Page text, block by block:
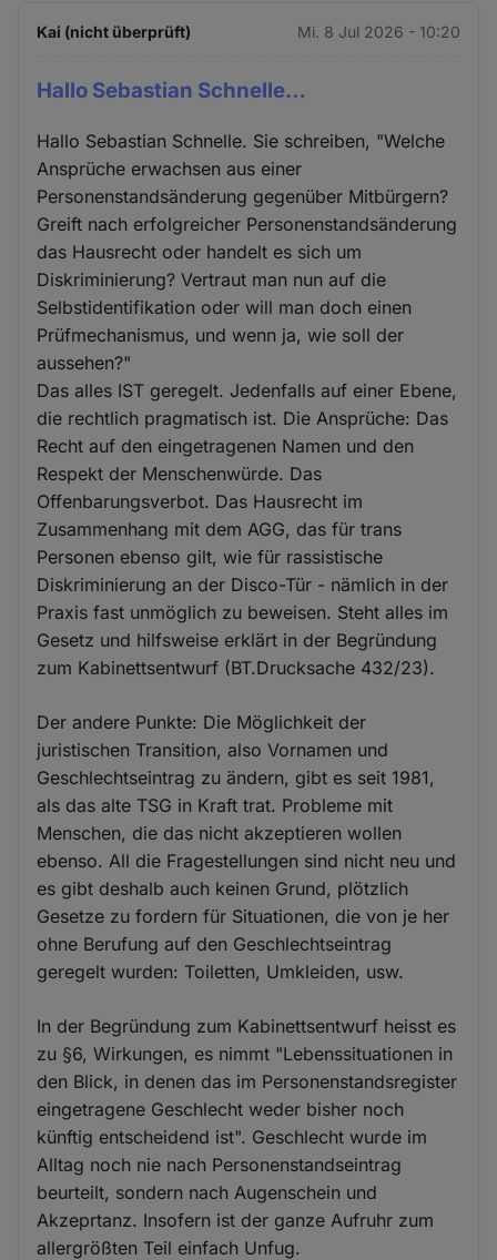
Kai (nicht überprüft) Mi. 8 Jul 2026 - 10:20
Hallo Sebastian Schnelle…
Hallo Sebastian Schnelle. Sie schreiben, "Welche
Ansprüche erwachsen aus einer
Personenstandsänderung gegenüber Mitbürgern?
Greift nach erfolgreicher Personenstandsänderung
das Hausrecht oder handelt es sich um
Diskriminierung? Vertraut man nun auf die
Selbstidentifikation oder will man doch einen
Prüfmechanismus, und wenn ja, wie soll der
aussehen?"
Das alles IST geregelt. Jedenfalls auf einer Ebene,
die rechtlich pragmatisch ist. Die Ansprüche: Das
Recht auf den eingetragenen Namen und den
Respekt der Menschenwürde. Das
Offenbarungsverbot. Das Hausrecht im
Zusammenhang mit dem AGG, das für trans
Personen ebenso gilt, wie für rassistische
Diskriminierung an der Disco-Tür - nämlich in der
Praxis fast unmöglich zu beweisen. Steht alles im
Gesetz und hilfsweise erklärt in der Begründung
zum Kabinettsentwurf (BT.Drucksache 432/23).
Der andere Punkte: Die Möglichkeit der
juristischen Transition, also Vornamen und
Geschlechtseintrag zu ändern, gibt es seit 1981,
als das alte TSG in Kraft trat. Probleme mit
Menschen, die das nicht akzeptieren wollen
ebenso. All die Fragestellungen sind nicht neu und
es gibt deshalb auch keinen Grund, plötzlich
Gesetze zu fordern für Situationen, die von je her
ohne Berufung auf den Geschlechtseintrag
geregelt wurden: Toiletten, Umkleiden, usw.
In der Begründung zum Kabinettsentwurf heisst es
zu §6, Wirkungen, es nimmt "Lebenssituationen in
den Blick, in denen das im Personenstandsregister
eingetragene Geschlecht weder bisher noch
künftig entscheidend ist". Geschlecht wurde im
Alltag noch nie nach Personenstandseintrag
beurteilt, sondern nach Augenschein und
Akzeprtanz. Insofern ist der ganze Aufruhr zum
allergrößten Teil einfach Unfug.